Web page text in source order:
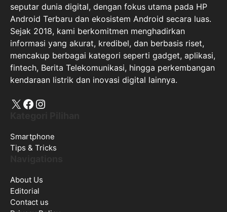
seputar dunia digital, dengan fokus utama pada HP
Android Terbaru dan ekosistem Android secara luas.
Sejak 2018, kami berkomitmen menghadirkan
informasi yang akurat, kredibel, dan berbasis riset,
mencakup berbagai kategori seperti gadget, aplikasi,
fintech, Berita Telekomunikasi, hingga perkembangan
kendaraan listrik dan inovasi digital lainnya.
X Facebook
Instagram
Smartphone
Tips & Tricks
About Us
Editorial
Contact us